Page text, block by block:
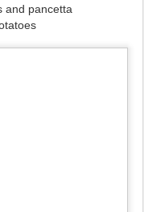
and pancetta